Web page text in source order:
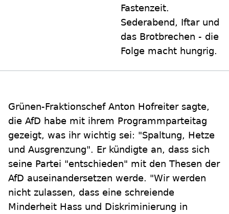
Fastenzeit.
Sederabend, Iftar und
das Brotbrechen - die
Folge macht hungrig.
Grünen-Fraktionschef Anton Hofreiter sagte,
die AfD habe mit ihrem Programmparteitag
gezeigt, was ihr wichtig sei: "Spaltung, Hetze
und Ausgrenzung". Er kündigte an, dass sich
seine Partei "entschieden" mit den Thesen der
AfD auseinandersetzen werde. "Wir werden
nicht zulassen, dass eine schreiende
Minderheit Hass und Diskriminierung in